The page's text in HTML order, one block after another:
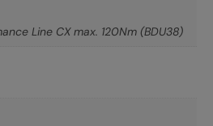
Line CX max. 120Nm (BDU38)